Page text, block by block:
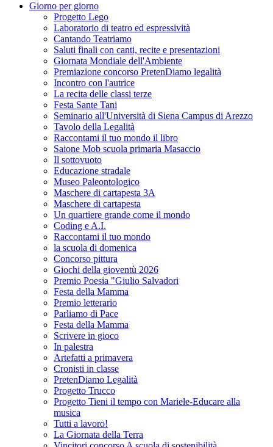
Giorno per giorno
Progetto Lego
Laboratorio di teatro ed espressività
Cantando Teatriamo
Saluti finali con canti, recite e presentazioni
Giornata Mondiale dell'Ambiente
Premiazione concorso PretenDiamo legalità
Incontro con l'autrice
La recita delle classi terze
Festa Sante Tani
Seminario all'Università di Siena Campus di Arezzo
Tavolo della Legalità
Raccontami il tuo mondo il libro
Saione Mob scuola primaria Masaccio
Il sottovuoto
Educazione stradale
Museo Paleontologico
Maschere di cartapesta 3A
Maschere di cartapesta
Un quartiere grande come il mondo
Coding e A.I.
Raccontami il tuo mondo
la scuola di domenica
Concorso pittura
Giochi della gioventù 2026
Premio Poesia "Giulio Salvadori
Festa della Mamma
Premio letterario
Parliamo di Pace
Festa della Mamma
Scrivere in gioco
In palestra
Artefatti a primavera
Cronisti in classe
PretenDiamo Legalità
Progetto Trucco
Progetto Tieni il tempo con Mariele-Educare alla
musica
Tutti a lavoro!
La Giornata della Terra